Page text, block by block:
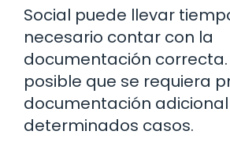
Social puede llevar
necesario contar con la
documentación correcta.
posible que se requiera
documentación
determinados casos.